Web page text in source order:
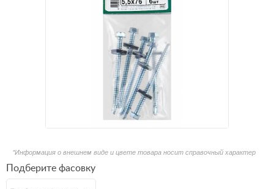
*Информация о внешнем виде и цвете товара носит справочный характер
Подберите фасовку